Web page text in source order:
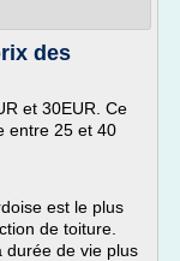
des
et 30EUR. Ce
entre 25 et 40
est le plus
de toiture.
durée de vie plus